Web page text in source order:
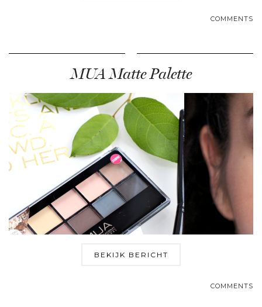
COMMENTS
MUA Matte Palette
BEKIJK BERICHT
COMMENTS